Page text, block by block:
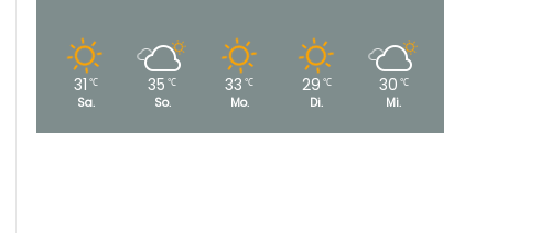
31 ℃
Sa.
35 ℃
So.
33 ℃
Mo.
29 ℃
Di.
30 ℃
Mi.